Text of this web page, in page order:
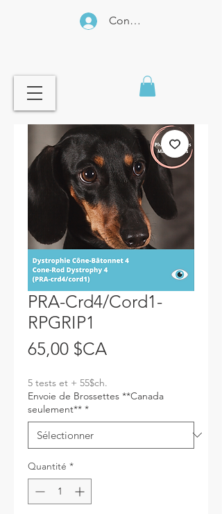
Connexion
PRA-Crd4/Cord1-
RPGRIP1
65,00 $CA
5 tests et + 55$ch.
Envoie de Brossettes **Canada
seulement** *
Quantité *